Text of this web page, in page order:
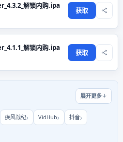
解锁内购.ipa
获取
解锁内购.ipa
获取
展开更多
疾风战纪 VidHub 抖音